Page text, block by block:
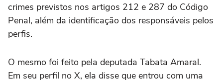
crimes previstos nos artigos 212 e 287 do Código
Penal, além da identificação dos responsáveis pelos
perfis.
O mesmo foi feito pela deputada Tabata Amaral.
Em seu perfil no X, ela disse que entrou com uma